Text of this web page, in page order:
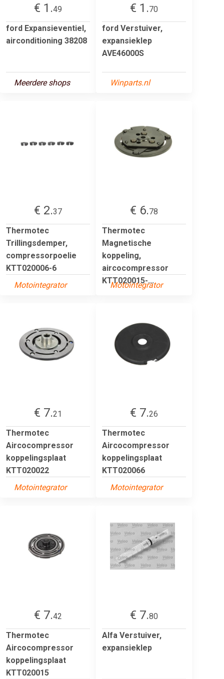
€ 1.49
ford Expansieventiel,
airconditioning 38208
Meerdere shops
€ 1.70
ford Verstuiver,
expansieklep
AVE46000S
Winparts.nl
€ 2.37
Thermotec
Trillingsdemper,
compressorpoelie
KTT020006-6
Motointegrator
€ 6.78
Thermotec
Magnetische
koppeling,
aircocompressor
KTT020015-...
Motointegrator
€ 7.21
Thermotec
Aircocompressor
koppelingsplaat
KTT020022
Motointegrator
€ 7.26
Thermotec
Aircocompressor
koppelingsplaat
KTT020066
Motointegrator
€ 7.42
Thermotec
Aircocompressor
koppelingsplaat
KTT020015
€ 7.80
Alfa Verstuiver,
expansieklep